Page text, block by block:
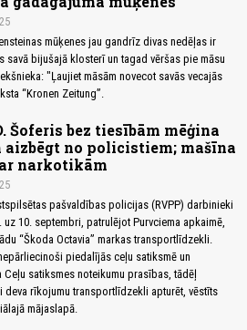
mūķenes jau gandrīz divas nedēļas ir
savā bijušajā klosterī un tagad vēršas pie māsu
"Ļaujiet māsām novecot savās vecajās
“Kronen Zeitung”.
Šoferis bez tiesībām mēģina
aizbēgt no policistiem; mašīna
narkotikām
pašvaldības policijas (RVPP) darbinieki
uz 10. septembri, patrulējot Purvciema apkaimē,
“Škoda Octavia” markas transportlīdzekli.
piedalījās ceļu satiksmē un
Ceļu satiksmes noteikumu prasības, tādēļ
deva rīkojumu transportlīdzekli apturēt, vēstīts
mājaslapā.